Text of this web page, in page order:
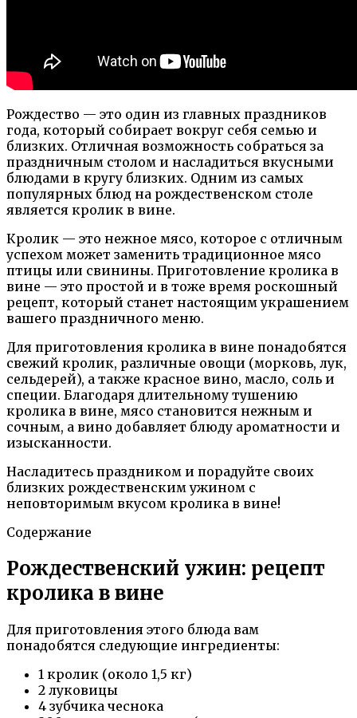
Рождество — это один из главных праздников
года, который собирает вокруг себя семью и
близких. Отличная возможность собраться за
праздничным столом и насладиться вкусными
блюдами в кругу близких. Одним из самых
популярных блюд на рождественском столе
является кролик в вине.
Кролик — это нежное мясо, которое с отличным
успехом может заменить традиционное мясо
птицы или свинины. Приготовление кролика в
вине — это простой и в тоже время роскошный
рецепт, который станет настоящим украшением
вашего праздничного меню.
Для приготовления кролика в вине понадобятся
свежий кролик, различные овощи (морковь, лук,
сельдерей), а также красное вино, масло, соль и
специи. Благодаря длительному тушению
кролика в вине, мясо становится нежным и
сочным, а вино добавляет блюду ароматности и
изысканности.
Насладитесь праздником и порадуйте своих
близких рождественским ужином с
неповторимым вкусом кролика в вине!
Содержание
Рождественский ужин: рецепт
кролика в вине
Для приготовления этого блюда вам
понадобятся следующие ингредиенты:
1 кролик (около 1,5 кг)
2 луковицы
4 зубчика чеснока